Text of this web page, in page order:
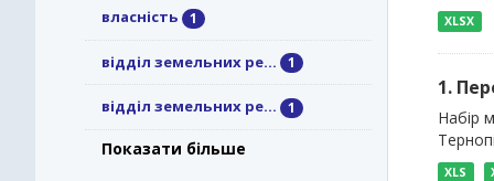
власність 1
відділ земельних ре... 1
відділ земельних ре... 1
Показати більше
XLSX
1.
Набір
XLS